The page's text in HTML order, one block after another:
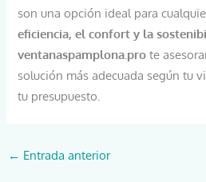
son una opción ideal para
eficiencia, el confort y la
ventanaspamplona.pro te
solución más adecuada según tu
tu presupuesto.
← Entrada anterior